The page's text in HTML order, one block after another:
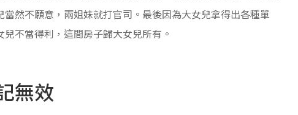
然不願意，兩姐妹就打官司。最後因為大女兒拿得出各種單
不當得利，這間房子歸大女兒所有。
無效